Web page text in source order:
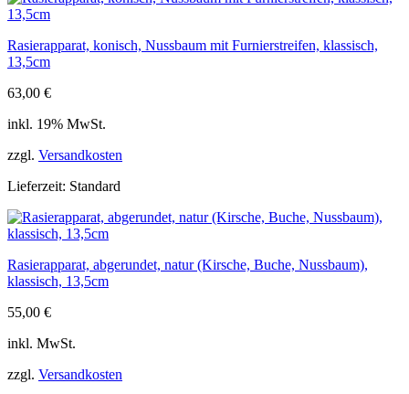
Rasierapparat, konisch, Nussbaum mit Furnierstreifen, klassisch,
13,5cm
63,00 €
inkl. 19% MwSt.
zzgl. Versandkosten
Lieferzeit: Standard
Rasierapparat, abgerundet, natur (Kirsche, Buche, Nussbaum),
klassisch, 13,5cm
55,00 €
inkl. MwSt.
zzgl. Versandkosten